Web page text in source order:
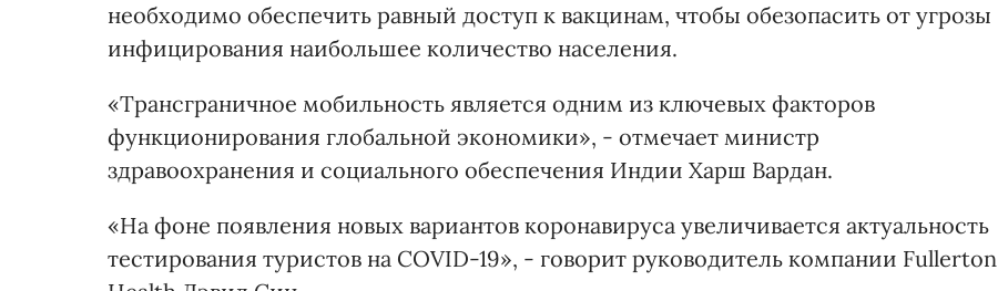
необходимо обеспечить равный доступ к вакцинам, чтобы обезопасить от угрозы
инфицирования наибольшее количество населения.
«Трансграничное мобильность является одним из ключевых факторов
функционирования глобальной экономики», - отмечает министр
здравоохранения и социального обеспечения Индии Харш Вардан.
«На фоне появления новых вариантов коронавируса увеличивается актуальность
тестирования туристов на COVID-19», - говорит руководитель компании Fullerton